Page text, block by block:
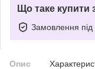
Що таке купити
Замовлення під
Опис